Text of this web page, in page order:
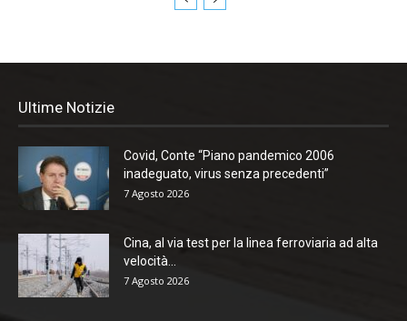
Ultime Notizie
Covid, Conte “Piano pandemico 2006
inadeguato, virus senza precedenti”
7 Agosto 2026
Cina, al via test per la linea ferroviaria ad alta
velocità...
7 Agosto 2026